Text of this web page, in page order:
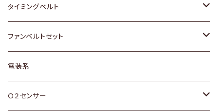
三菱
スバル
日野
クライスラー
ダイハツ
マツダ
三菱
スバル
ホンダ
マツダ
スズキ
ダイハツ
マツダ
三菱
ホンダ
スズキ
日産
ダイハツ
タイミングベルト
トヨタ
スズキ
ダイハツ
ファンベルトセット
トヨタ
ホンダ
電装系
Ｏ２センサー